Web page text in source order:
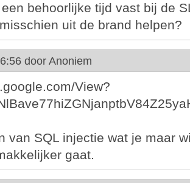
behoorlijke tijd vast bij de
uit de brand helpen?
door Anoniem
View?
van SQL injectie wat je maar
gaat.